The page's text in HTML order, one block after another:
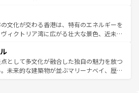
バインミー、ベトナムコーヒーなどは、ぜ
たい。どの地域を訪れてもあたたかい人々
てくれるので、きっと忘れられない旅にな
。
ている。北部ではチェンマイなどの山岳地
合い、南部ではプーケットやクラビの美し
ート気分を楽しむことができる。タイ料理
一年中温暖で、どの季節にも異なる楽しみ
親しみやすいタイの人々、仏教を中心とし
多様な観光資源が、訪れる旅人を魅了し続
文化が交わる香港は、特有のエネルギーを
ィクトリア湾に広がる壮大な景色、近未来
ても感動するはず。観光スポットが密集し
く見どころを回れるのも魅力。息をのむよ
化的な体験まで、香港を存分に楽しみ尽く
として多文化が融合した独自の魅力を放つ
未来的な建築物が並ぶマリーナベイ、歴史